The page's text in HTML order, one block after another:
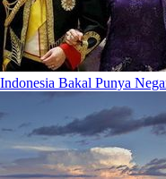
Indonesia Bakal Punya